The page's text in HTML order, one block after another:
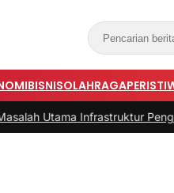
BISNISOLAHRAGA
Infrastruktur Pengisian